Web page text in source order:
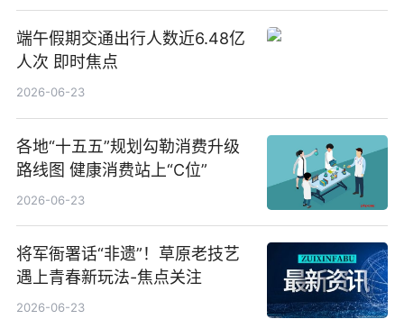
端午假期交通出行人数近6.48亿
人次 即时焦点
2026-06-23
各地“十五五”规划勾勒消费升级
路线图 健康消费站上“C位”
2026-06-23
将军衙署话“非遗”！草原老技艺
遇上青春新玩法-焦点关注
2026-06-23